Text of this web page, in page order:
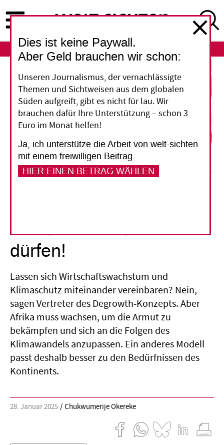
zum
Inhalt
ABO
Afrika muss wachsen
dürfen!
Lassen sich Wirtschaftswachstum und
Klimaschutz miteinander vereinbaren? Nein,
sagen Vertreter des Degrowth-Konzepts. Aber
Afrika muss wachsen, um die Armut zu
bekämpfen und sich an die Folgen des
Klimawandels anzupassen. Ein anderes Modell
passt deshalb besser zu den Bedürfnissen des
Kontinents.
28. Januar 2025 Chukwumerije Okereke
Dies ist keine Paywall.
Aber Geld brauchen wir schon:
Unseren Journalismus, der vernachlässigte
Themen und Sichtweisen aus dem globalen
Süden aufgreift, gibt es nicht für lau. Wir
brauchen dafür Ihre Unterstützung – schon 3
Euro im Monat helfen!
Ja, ich unterstütze die Arbeit von welt-sichten
mit einem freiwilligen Beitrag.
HIER EINEN BETRAG WÄHLEN